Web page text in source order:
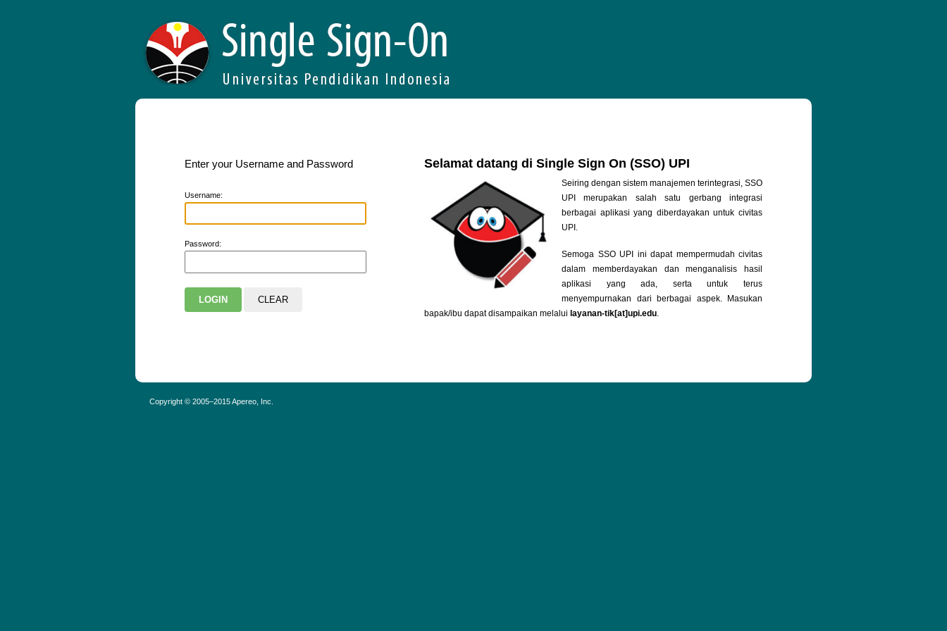
Enter your Username and Password
Username:
Password:
Selamat datang di Single Sign On (SSO) UPI
Seiring dengan sistem manajemen terintegrasi, SSO
UPI merupakan salah satu gerbang integrasi
berbagai aplikasi yang diberdayakan untuk civitas
UPI.
Semoga SSO UPI ini dapat mempermudah civitas
dalam memberdayakan dan menganalisis hasil
aplikasi yang ada, serta untuk terus
menyempurnakan dari berbagai aspek. Masukan
bapak/ibu dapat disampaikan melalui layanan-tik[at]upi.edu.
Copyright © 2005–2015 Apereo, Inc.